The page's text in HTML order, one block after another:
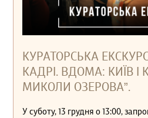
КУРАТОРСЬКА
КАДРІ. ВДОМА: КИЇВ
МИКОЛИ ОЗЕРОВА”.
У суботу, 13 грудня о 13:00,